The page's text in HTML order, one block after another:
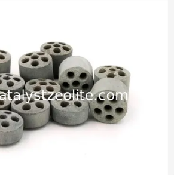
منتجات